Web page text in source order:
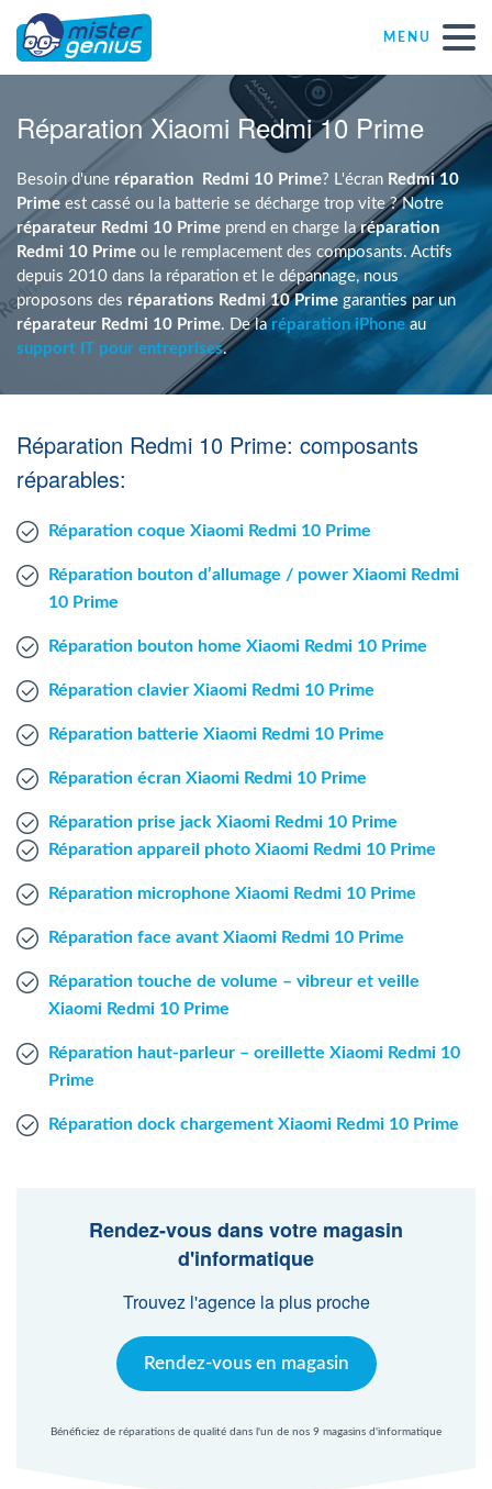
MENU
Réparations – Dépannages
Magasins informatiques toutes marques
Particulier
Indépendant
ASBL
Agent Mac
Réparation Xiaomi Redmi 10 Prime
Besoin d'une réparation Redmi 10 Prime? L'écran Redmi 10
Prime est cassé ou la batterie se décharge trop vite ? Notre
réparateur Redmi 10 Prime prend en charge laréparation
Redmi 10 Prime ou le remplacement des composants. Actifs
depuis 2010 dans la réparation et le dépannage, nous
proposons des réparations Redmi 10 Prime garanties par un
réparateur Redmi 10 Prime. De la réparation iPhoneau
support IT pour entreprises.
Réparation Redmi 10 Prime: composants
réparables:
Réparation coque Xiaomi Redmi 10 Prime
Réparation bouton d’allumage / power Xiaomi Redmi
10 Prime
Réparation bouton home Xiaomi Redmi 10 Prime
Réparation clavier Xiaomi Redmi 10 Prime
Réparation batterie Xiaomi Redmi 10 Prime
Réparation écran Xiaomi Redmi 10 Prime
Réparation prise jack Xiaomi Redmi 10 Prime
Réparation appareil photo Xiaomi Redmi 10 Prime
Réparation microphone Xiaomi Redmi 10 Prime
Réparation face avant Xiaomi Redmi 10 Prime
Réparation touche de volume – vibreur et veille
Xiaomi Redmi 10 Prime
Réparation haut-parleur – oreillette Xiaomi Redmi 10
Prime
Réparation dock chargement Xiaomi Redmi 10 Prime
Rendez-vous dans votre magasin
d'informatique
Trouvez l'agence la plus proche
Rendez-vous en magasin
Bénéficiez de réparations de qualité dans l'un de nos 9 magasins d'informatique